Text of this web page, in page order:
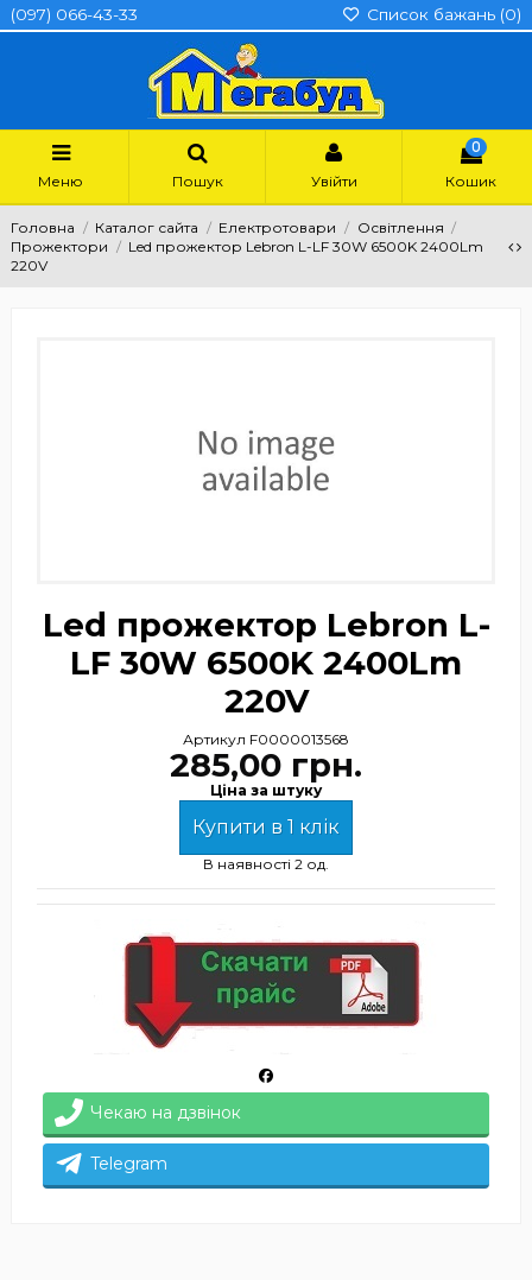
(097) 066-43-33 Список бажань (0)
Меню Пошук Увійти
0
Кошик
Головна Каталог сайта Електротовари
Освітлення
Прожектори
Led прожектор Lebron L-LF 30W 6500K 2400Lm
220V
Led прожектор Lebron L-
LF 30W 6500K 2400Lm
220V
Артикул F0000013568
285,00 грн.
Ціна за штуку
Купити в 1 клік
В наявності 2 од.
Чекаю на дзвінок
Telegram